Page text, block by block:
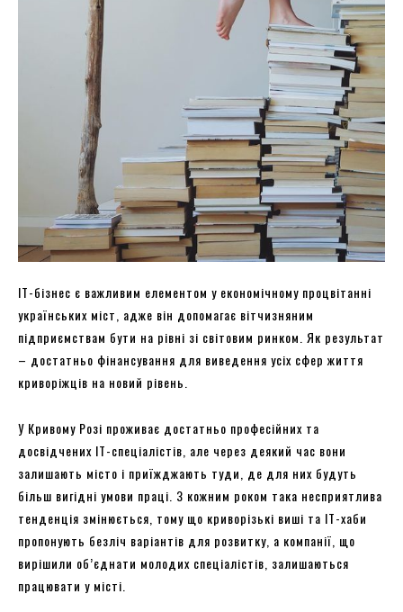
IT-бізнес є важливим елементом у економічному процвітанні
українських міст, адже він допомагає вітчизняним
підприємствам бути на рівні зі світовим ринком. Як результат
– достатньо фінансування для виведення усіх сфер життя
криворіжців на новий рівень.
У Кривому Розі проживає достатньо професійних та
досвідчених IT-спеціалістів, але через деякий час вони
залишають місто і приїжджають туди, де для них будуть
більш вигідні умови праці. З кожним роком така несприятлива
тенденція змінюється, тому що криворізькі виші та IT-хаби
пропонують безліч варіантів для розвитку, а компанії, що
вирішили об’єднати молодих спеціалістів, залишаються
працювати у місті.